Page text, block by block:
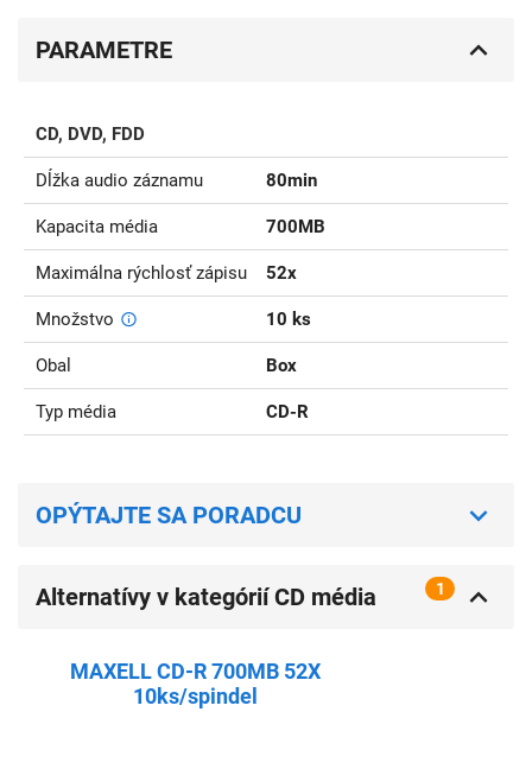
PARAMETRE
CD, DVD, FDD
Dĺžka audio záznamu 80min
Kapacita média 700MB
Maximálna rýchlosť zápisu 52x
Množstvo 10 ks
Obal Box
Typ média CD-R
OPÝTAJTE SA PORADCU
Alternatívy v kategórií CD média
1
MAXELL CD-R 700MB 52X
10ks/spindel